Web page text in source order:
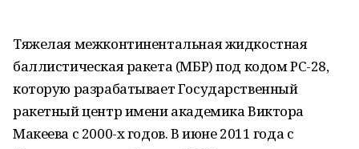
Тяжелая межконтинентальная жидкостная
баллистическая ракета (МБР) под кодом РС-28,
которую разрабатывает Государственный
ракетный центр имени академика Виктора
Макеева с 2000-х годов. В июне 2011 года с